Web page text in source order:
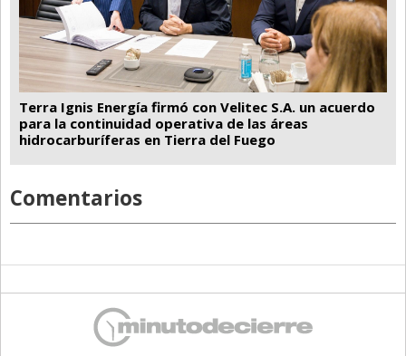
Terra Ignis Energía firmó con Velitec S.A. un acuerdo
para la continuidad operativa de las áreas
hidrocarburíferas en Tierra del Fuego
Comentarios